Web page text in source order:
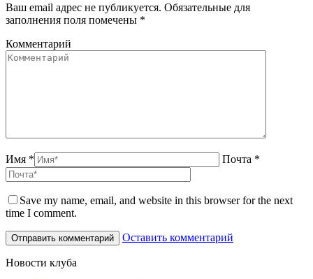
Ваш email адрес не публикуется. Обязательные для
заполнения поля помечены *
Комментарий
Имя * Почта *
Save my name, email, and website in this browser for the next
time I comment.
Оставить комментарий
Новости клуба